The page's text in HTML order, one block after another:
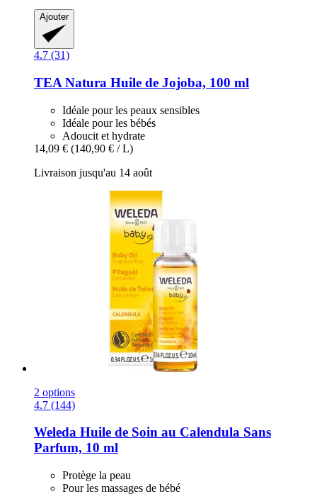
Ajouter
4.7 (31)
TEA Natura Huile de Jojoba, 100 ml
Idéale pour les peaux sensibles
Idéale pour les bébés
Adoucit et hydrate
14,09 € (140,90 € / L)
Livraison jusqu'au 14 août
2 options
4.7 (144)
Weleda Huile de Soin au Calendula Sans
Parfum, 10 ml
Protège la peau
Pour les massages de bébé